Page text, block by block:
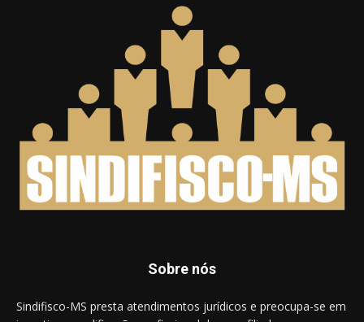
Sobre nós
Sindifisco-MS presta atendimentos jurídicos e preocupa-se em